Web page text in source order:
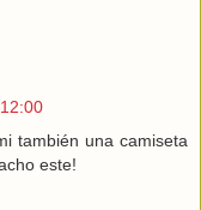
también una camiseta
este!